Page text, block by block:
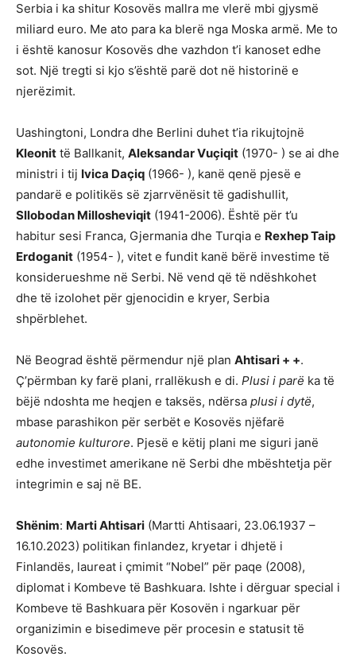
Serbia i ka shitur Kosovës mallra me vlerë mbi gjysmë
miliard euro. Me ato para ka blerë nga Moska armë. Me to
i është kanosur Kosovës dhe vazhdon t’i kanoset edhe
sot. Një tregti si kjo s’është parë dot në historinë e
njerëzimit.
Uashingtoni, Londra dhe Berlini duhet t’ia rikujtojnë
Kleonit të Ballkanit, Aleksandar Vuçiqit (1970- ) se ai dhe
ministri i tij Ivica Daçiq (1966- ), kanë qenë pjesë e
pandarë e politikës së zjarrvënësit të gadishullit,
Sllobodan Millosheviqit (1941-2006). Është për t’u
habitur sesi Franca, Gjermania dhe Turqia e Rexhep Taip
Erdoganit (1954- ), vitet e fundit kanë bërë investime të
konsiderueshme në Serbi. Në vend që të ndëshkohet
dhe të izolohet për gjenocidin e kryer, Serbia
shpërblehet.
Në Beograd është përmendur një plan Ahtisari + +.
Ç’përmban ky farë plani, rrallëkush e di. Plusi i parë ka të
bëjë ndoshta me heqjen e taksës, ndërsa plusi i dytë,
mbase parashikon për serbët e Kosovës njëfarë
autonomie kulturore. Pjesë e këtij plani me siguri janë
edhe investimet amerikane në Serbi dhe mbështetja për
integrimin e saj në BE.
Shënim: Marti Ahtisari (Martti Ahtisaari, 23.06.1937 –
16.10.2023) politikan finlandez, kryetar i dhjetë i
Finlandës, laureat i çmimit “Nobel” për paqe (2008),
diplomat i Kombeve të Bashkuara. Ishte i dërguar special i
Kombeve të Bashkuara për Kosovën i ngarkuar për
organizimin e bisedimeve për procesin e statusit të
Kosovës.